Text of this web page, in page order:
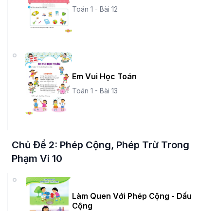
Toán 1 - Bài 12
Em Vui Học Toán
Toán 1 - Bài 13
Chủ Đề 2: Phép Cộng, Phép Trừ Trong
Phạm Vi 10
Làm Quen Với Phép Cộng - Dấu
Cộng